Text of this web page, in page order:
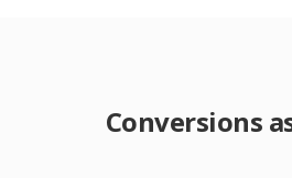
Conversions